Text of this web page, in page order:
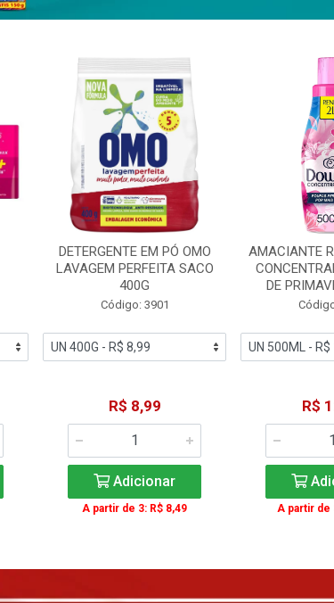
DETERGENTE EM PÓ OMO
LAVAGEM PERFEITA SACO
400G
Código: 3901
R$ 8,99
Adicionar
A partir de 3: R$ 8,49
AMACIANTE
DE
R$
A partir de